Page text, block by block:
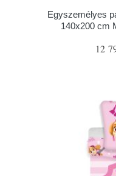
Egyszemélyes
140x200 cm
12